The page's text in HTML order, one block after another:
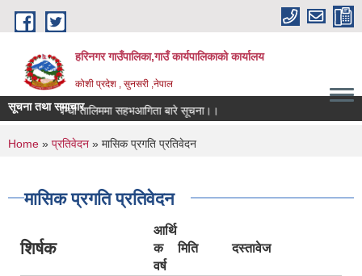
Skip to main content
हरिनगर गाउँपालिका,गाउँ कार्यपालिकाको कार्यालय
कोशी प्रदेश , सुनसरी ,नेपाल
सूचना तथा समाचार
सहकारी सम्बन्धी तालिममा सहभआगिता बारे सूचना।।
You are here
Home » प्रतिवेदन » मासिक प्रगति प्रतिवेदन
मासिक प्रगति प्रतिवेदन
शिर्षक
आर्थि
क
वर्ष
मिति दस्तावेज